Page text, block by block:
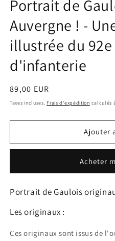
Portrait de
Auvergne ! -
illustrée du
d'infanterie
Prix
habituel
89,00 EUR
Taxes incluses. Frais d'expédition calculés
Ajouter
Acheter
Portrait de Gaulois
Les originaux :
Ces originaux sont issus de